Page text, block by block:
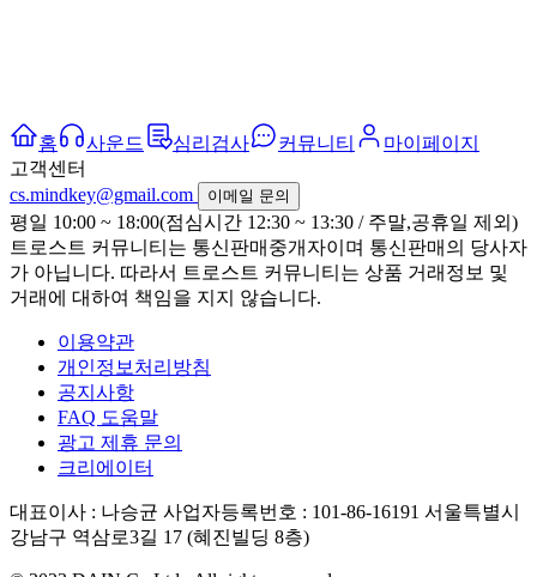
홈 사운드 심리검사 커뮤니티
마이페이지
고객센터
cs.mindkey@gmail.com
이메일 문의
평일 10:00 ~ 18:00(점심시간 12:30 ~ 13:30 / 주말,공휴일 제외)
트로스트 커뮤니티는 통신판매중개자이며 통신판매의 당사자
가 아닙니다. 따라서 트로스트 커뮤니티는 상품 거래정보 및
거래에 대하여 책임을 지지 않습니다.
이용약관
개인정보처리방침
공지사항
FAQ 도움말
광고 제휴 문의
크리에이터
대표이사 : 나승균 사업자등록번호 : 101-86-16191 서울특별시
강남구 역삼로3길 17 (혜진빌딩 8층)